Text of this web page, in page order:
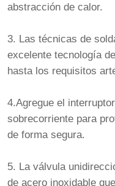
abstracción de calor.
3. Las técnicas de
excelente tecnología
hasta los requisitos
4.Agregue el
sobrecorriente para
de forma segura.
5. La válvula
de acero inoxidable